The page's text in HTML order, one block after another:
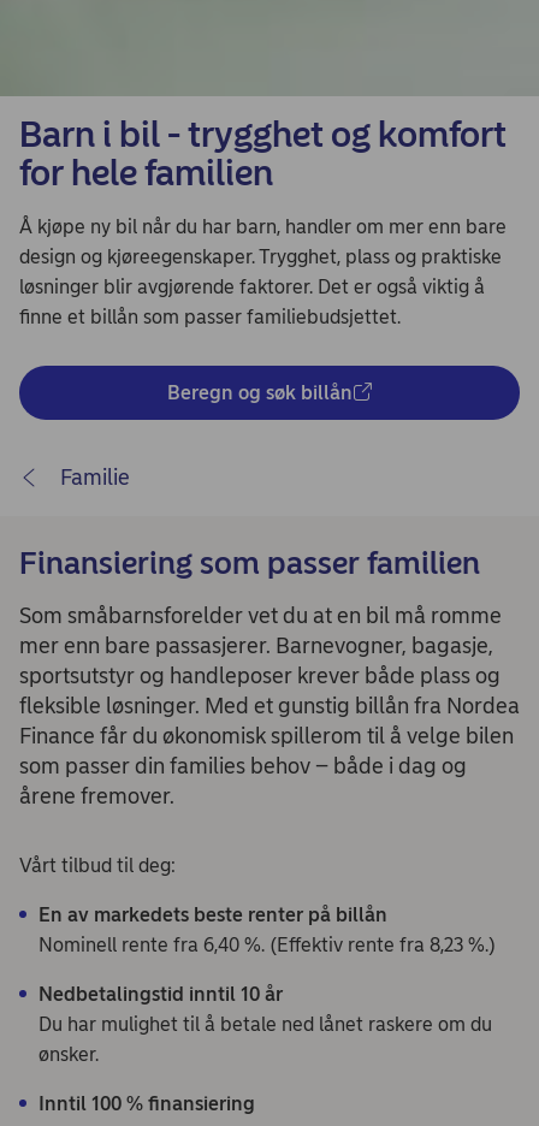
Barn i bil - trygghet og komfort
for hele familien
Å kjøpe ny bil når du har barn, handler om mer enn bare
design og kjøreegenskaper. Trygghet, plass og praktiske
løsninger blir avgjørende faktorer. Det er også viktig å
finne et billån som passer familiebudsjettet.
Beregn og søk billån
Familie
Finansiering som passer familien
Som småbarnsforelder vet du at en bil må romme
mer enn bare passasjerer. Barnevogner, bagasje,
sportsutstyr og handleposer krever både plass og
fleksible løsninger. Med et gunstig billån fra Nordea
Finance får du økonomisk spillerom til å velge bilen
som passer din families behov – både i dag og
årene fremover.
Vårt tilbud til deg:
En av markedets beste renter på billån
Nominell rente fra 6,40 %. (Effektiv rente fra 8,23 %.)
Nedbetalingstid inntil 10 år
Du har mulighet til å betale ned lånet raskere om du
ønsker.
Inntil 100 % finansiering